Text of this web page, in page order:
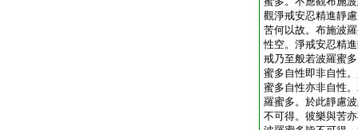
觀淨戒安忍精進靜
苦何以故。布施波
性空。淨戒安忍精
戒乃至般若波羅蜜
蜜多自性即非自性
蜜多自性亦非自性
羅蜜多。於此靜慮
不可得。彼樂與苦